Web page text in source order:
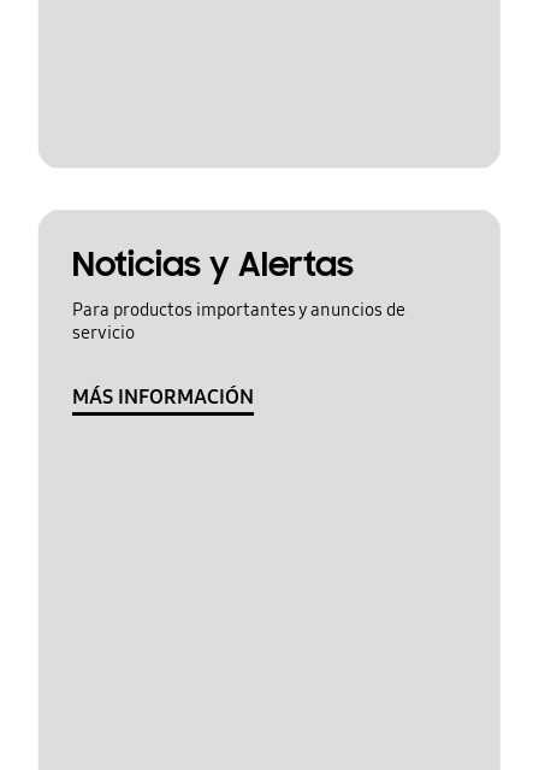
Noticias y Alertas
Para productos importantes y anuncios de
servicio
MÁS INFORMACIÓN